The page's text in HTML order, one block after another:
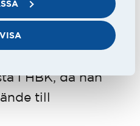
i HBK, då han
till